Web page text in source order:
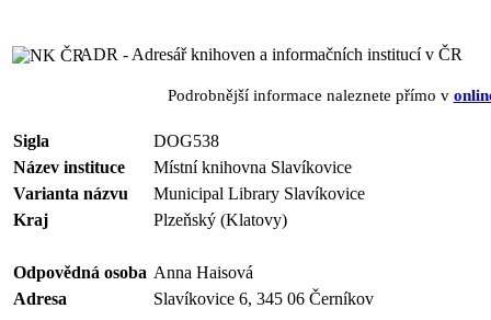
ADR - Adresář knihoven a informačních institucí v ČR
Podrobnější informace naleznete přímo v
Sigla
DOG538
Název instituce
Místní knihovna Slavíkovice
Varianta názvu
Municipal Library Slavíkovice
Kraj
Plzeňský (Klatovy)
Odpovědná osoba Anna Haisová
Adresa
Slavíkovice 6, 345 06 Černíkov